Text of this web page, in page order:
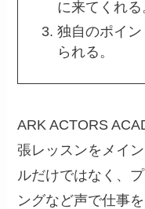
に来てくれる
独自のポイ
られる。
ARK ACTORS
張レッスンをメイ
ルだけではなく、
ングなど声で仕事